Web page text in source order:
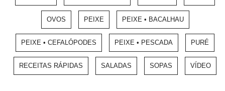
OVOS PEIXE PEIXE • BACALHAU
PEIXE • CEFALÓPODES PEIXE • PESCADA PURÉ
RECEITAS RÁPIDAS SALADAS SOPAS VÍDEO